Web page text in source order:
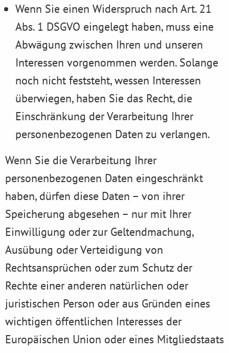
Wenn Sie einen Widerspruch nach Art. 21
Abs. 1 DSGVO eingelegt haben, muss eine
Abwägung zwischen Ihren und unseren
Interessen vorgenommen werden. Solange
noch nicht feststeht, wessen Interessen
überwiegen, haben Sie das Recht, die
Einschränkung der Verarbeitung Ihrer
personenbezogenen Daten zu verlangen.
Wenn Sie die Verarbeitung Ihrer
personenbezogenen Daten eingeschränkt
haben, dürfen diese Daten – von ihrer
Speicherung abgesehen – nur mit Ihrer
Einwilligung oder zur Geltendmachung,
Ausübung oder Verteidigung von
Rechtsansprüchen oder zum Schutz der
Rechte einer anderen natürlichen oder
juristischen Person oder aus Gründen eines
wichtigen öffentlichen Interesses der
Europäischen Union oder eines Mitgliedstaats